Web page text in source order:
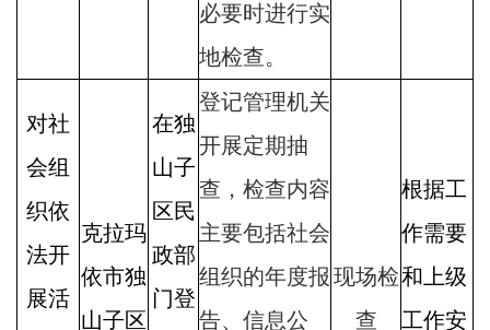
必要时进行实
地检查。
对社
会组
织依
法开
展活
克拉玛
依市独
山子区
在独
山子
区民
政部
门登
登记管理机关
开展定期抽
查，检查内容
主要包括社会
组织的年度报
告、信息公
现场检
查
根据工
作需要
和上级
工作安